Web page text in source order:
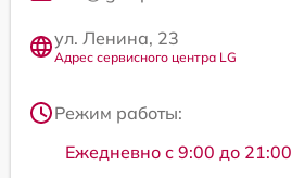
ул. Ленина, 23
Адрес сервисного центра LG
Режим работы:
Ежедневно с 9:00 до 21:00